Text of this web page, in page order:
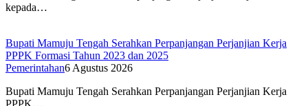
kepada…
Bupati Mamuju Tengah Serahkan Perpanjangan Perjanjian Kerja
PPPK Formasi Tahun 2023 dan 2025
Pemerintahan6 Agustus 2026
Bupati Mamuju Tengah Serahkan Perpanjangan Perjanjian Kerja
PPPK…